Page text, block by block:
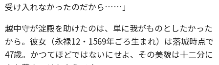
受け入れなかったのだから……」
越中守が淀殿を助けたのは、単に我がものとしたかった
から。彼女（永禄12・1569年ごろ生まれ）は落城時点で
47歳。かつてほどではないにせよ、その美貌は十二分に